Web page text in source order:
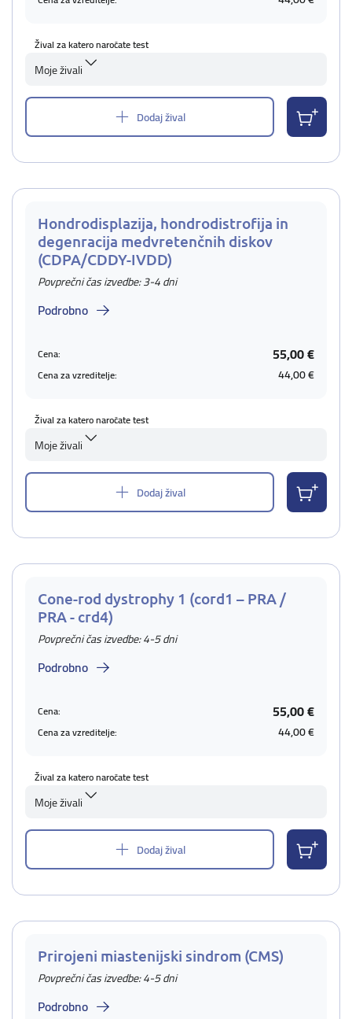
Žival za katero naročate test
Moje živali
Dodaj žival
Hondrodisplazija, hondrodistrofija in
degenracija medvretenčnih diskov
(CDPA/CDDY-IVDD)
Povprečni čas izvedbe: 3-4 dni
Podrobno
Cena: 55,00 €
Cena za vzreditelje: 44,00 €
Žival za katero naročate test
Moje živali
Dodaj žival
Cone-rod dystrophy 1 (cord1 – PRA /
PRA - crd4)
Povprečni čas izvedbe: 4-5 dni
Podrobno
Cena: 55,00 €
Cena za vzreditelje: 44,00 €
Žival za katero naročate test
Moje živali
Dodaj žival
Prirojeni miastenijski sindrom (CMS)
Povprečni čas izvedbe: 4-5 dni
Podrobno